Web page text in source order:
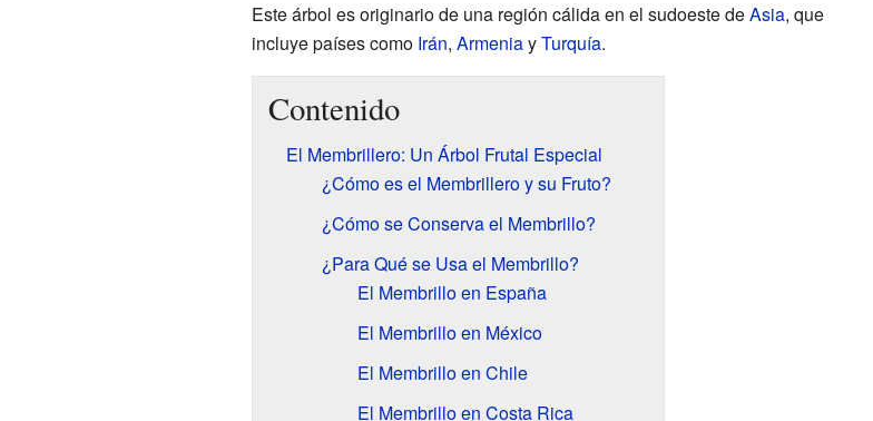
Este árbol es originario de una región cálida en el sudoeste deAsia, que
incluye países como Irán, ArmeniayTurquía.
Contenido
El Membrillero: Un Árbol Frutal Especial
¿Cómo es el Membrillero y su Fruto?
¿Cómo se Conserva el Membrillo?
¿Para Qué se Usa el Membrillo?
El Membrillo en España
El Membrillo en México
El Membrillo en Chile
El Membrillo en Costa Rica